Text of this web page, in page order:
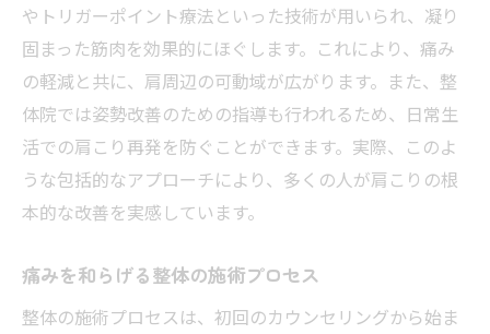
やトリガーポイント療法といった技術が用いられ、凝り
固まった筋肉を効果的にほぐします。これにより、痛み
の軽減と共に、肩周辺の可動域が広がります。また、整
体院では姿勢改善のための指導も行われるため、日常生
活での肩こり再発を防ぐことができます。実際、このよ
うな包括的なアプローチにより、多くの人が肩こりの根
本的な改善を実感しています。
痛みを和らげる整体の施術プロセス
整体の施術プロセスは、初回のカウンセリングから始ま